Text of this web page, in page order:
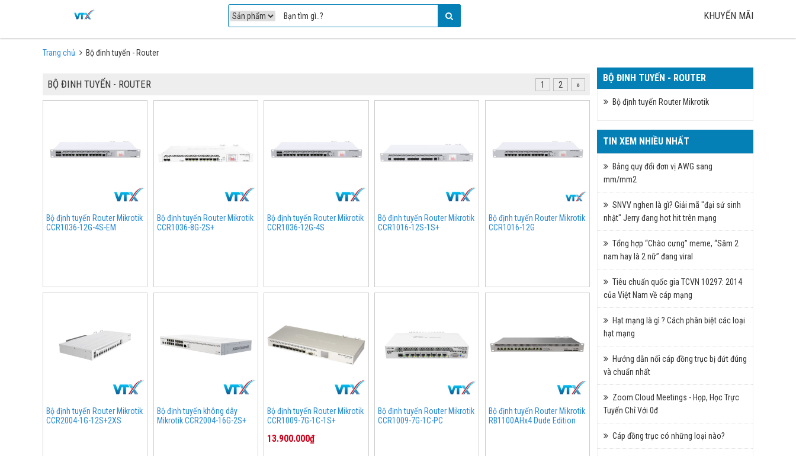
KHUYẾN MÃI
Trang chủ Bộ đinh tuyến - Router
BỘ ĐINH TUYẾN - ROUTER 1 2 »
Bộ định tuyến Router Mikrotik
CCR1036-12G-4S-EM
Bộ định tuyến Router Mikrotik
CCR1036-8G-2S+
Bộ định tuyến Router Mikrotik
CCR1036-12G-4S
Bộ định tuyến Router Mikrotik
CCR1016-12S-1S+
Bộ định tuyến Router Mikrotik
CCR1016-12G
Bộ định tuyến Router Mikrotik
CCR2004-1G-12S+2XS
Bộ định tuyến không dây
Mikrotik CCR2004-16G-2S+
Bộ định tuyến Router Mikrotik
CCR1009-7G-1C-1S+
13.900.000₫
Bộ định tuyến Router Mikrotik
CCR1009-7G-1C-PC
Bộ định tuyến Router Mikrotik
RB1100AHx4 Dude Edition
BỘ ĐINH TUYẾN - ROUTER
Bộ định tuyến Router Mikrotik
TIN XEM NHIỀU NHẤT
Bảng quy đổi đơn vị AWG sang
mm/mm2
SNVV nghen là gì? Giải mã "đại sứ sinh
nhật" Jerry đang hot hit trên mạng
Tổng hợp “Chào cưng” meme, “Sâm 2
nam hay là 2 nữ” đang viral
Tiêu chuẩn quốc gia TCVN 10297: 2014
của Việt Nam về cáp mạng
Hạt mạng là gì ? Cách phân biệt các loại
hạt mạng
Hướng dẫn nối cáp đồng trục bị đứt đúng
và chuẩn nhất
Zoom Cloud Meetings - Họp, Học Trực
Tuyến Chỉ Với 0đ
Cáp đồng trục có những loại nào?